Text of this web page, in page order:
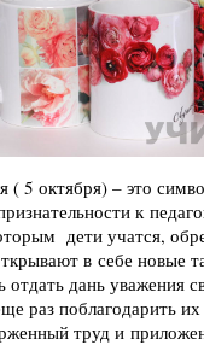
( 5 октября) – это
к
дети учатся,
в себе новые
отдать дань уважения
раз поблагодарить их
труд и